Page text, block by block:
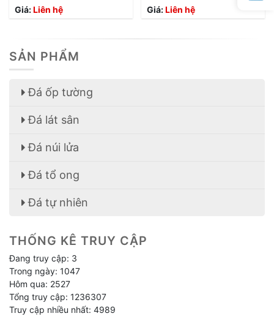
Giá:Liên hệ Giá:Liên hệ
SẢN PHẨM
Đá ốp tường
Đá lát sân
Đá núi lửa
Đá tổ ong
Đá tự nhiên
THỐNG KÊ TRUY CẬP
Đang truy cập: 3
Trong ngày: 1047
Hôm qua: 2527
Tổng truy cập: 1236307
Truy cập nhiều nhất: 4989